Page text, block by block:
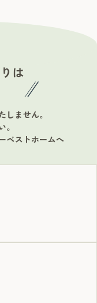
は
ません。
ベストホームへ